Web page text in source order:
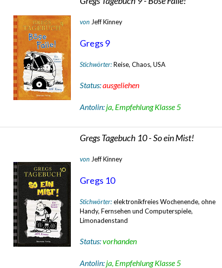
von Jeff Kinney
Gregs 9
Stichwörter:Reise, Chaos, USA
Status:ausgeliehen
Antolin: ja, Empfehlung Klasse 5
Gregs Tagebuch 10 - So ein Mist!
von Jeff Kinney
Gregs 10
Stichwörter:elektronikfreies Wochenende, ohne
Handy, Fernsehen und Computerspiele,
Limonadenstand
Status:vorhanden
Antolin: ja, Empfehlung Klasse 5